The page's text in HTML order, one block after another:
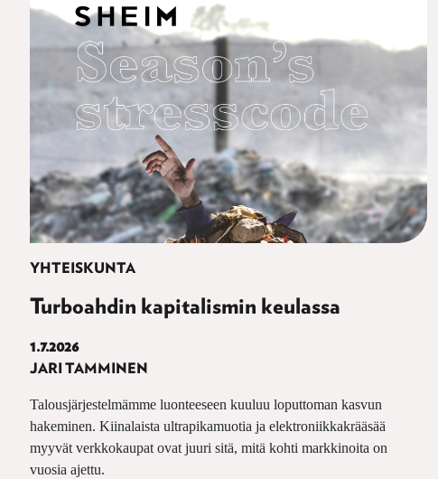
YHTEISKUNTA
Turboahdin kapitalismin keulassa
1.7.2026
JARI TAMMINEN
Talousjärjestelmämme luonteeseen kuuluu loputtoman kasvun
hakeminen. Kiinalaista ultrapikamuotia ja elektroniikkakrääsää
myyvät verkkokaupat ovat juuri sitä, mitä kohti markkinoita on
vuosia ajettu.